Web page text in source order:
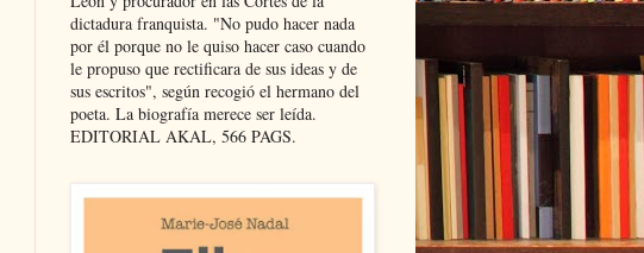
dictadura franquista. "No pudo hacer nada
por él porque no le quiso hacer caso cuando
le propuso que rectificara de sus ideas y de
sus escritos", según recogió el hermano del
poeta. La biografía merece ser leída.
EDITORIAL AKAL, 566 PAGS.